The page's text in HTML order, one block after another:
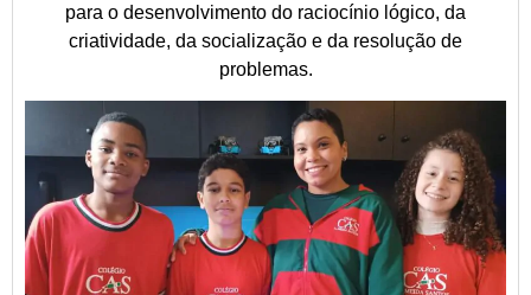
para o desenvolvimento do raciocínio lógico, da
criatividade, da socialização e da resolução de
problemas.